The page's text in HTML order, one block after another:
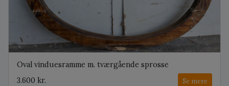
Oval vinduesramme m. tværgående sprosse
3.600 kr.
Se mere